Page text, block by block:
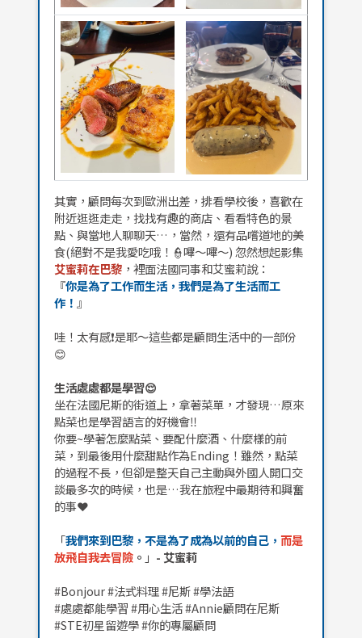
其實，顧問每次到歐洲出差，排看學校後，喜歡在
附近逛逛走走，找找有趣的商店、看看特色的景
點、與當地人聊聊天…，當然，還有品嚐道地的美
食(絕對不是我愛吃哦！👮嗶～嗶～) 忽然想起影集
艾蜜莉在巴黎，裡面法國同事和艾蜜莉說：
『你是為了工作而生活，我們是為了生活而工
作！ 』
哇！太有感❗是耶～這些都是顧問生活中的一部份
😊
生活處處都是學習😌
坐在法國尼斯的街道上，拿著菜單，才發現…原來
點菜也是學習語言的好機會‼️
你要~學著怎麼點菜、要配什麼酒、什麼樣的前
菜，到最後用什麼甜點作為Ending！雖然，點菜
的過程不長，但卻是整天自己主動與外國人開口交
談最多次的時候，也是…我在旅程中最期待和興奮
的事❤️
「我們來到巴黎，不是為了成為以前的自己， 而是
放飛自我去冒險。 」 - 艾蜜莉
#Bonjour #法式料理 #尼斯 #學法語
#處處都能學習 #用心生活 #Annie顧問在尼斯
#STE初星留遊學 #你的專屬顧問